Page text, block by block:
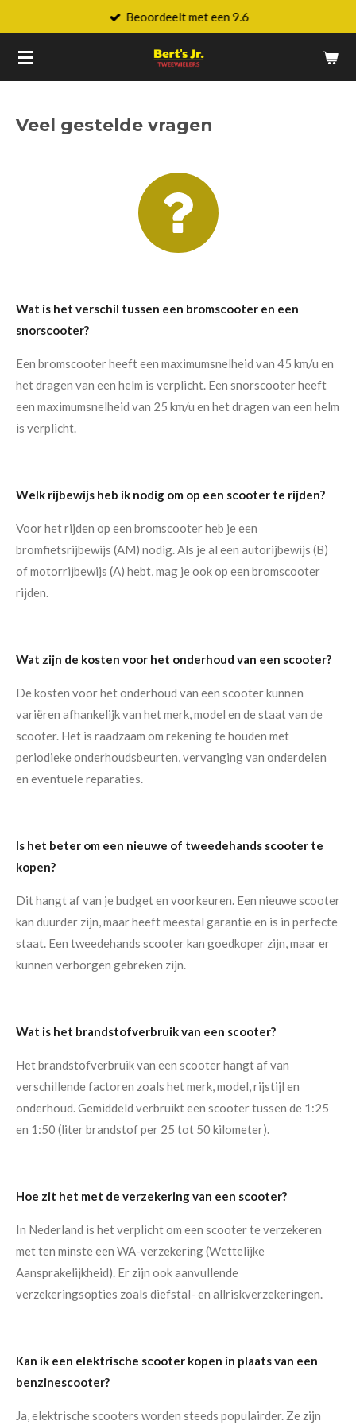
naar
de
Beoordeelt met een 9.6
Veel gestelde vragen
Wat is het verschil tussen een bromscooter en een
snorscooter?
Een bromscooter heeft een maximumsnelheid van 45 km/u en
het dragen van een helm is verplicht. Een snorscooter heeft
een maximumsnelheid van 25 km/u en het dragen van een helm
is verplicht.
Welk rijbewijs heb ik nodig om op een scooter te rijden?
Voor het rijden op een bromscooter heb je een
bromfietsrijbewijs (AM) nodig. Als je al een autorijbewijs (B)
of motorrijbewijs (A) hebt, mag je ook op een bromscooter
rijden.
Wat zijn de kosten voor het onderhoud van een scooter?
De kosten voor het onderhoud van een scooter kunnen
variëren afhankelijk van het merk, model en de staat van de
scooter. Het is raadzaam om rekening te houden met
periodieke onderhoudsbeurten, vervanging van onderdelen
en eventuele reparaties.
Is het beter om een nieuwe of tweedehands scooter te
kopen?
Dit hangt af van je budget en voorkeuren. Een nieuwe scooter
kan duurder zijn, maar heeft meestal garantie en is in perfecte
staat. Een tweedehands scooter kan goedkoper zijn, maar er
kunnen verborgen gebreken zijn.
Wat is het brandstofverbruik van een scooter?
Het brandstofverbruik van een scooter hangt af van
verschillende factoren zoals het merk, model, rijstijl en
onderhoud. Gemiddeld verbruikt een scooter tussen de 1:25
en 1:50 (liter brandstof per 25 tot 50 kilometer).
Hoe zit het met de verzekering van een scooter?
In Nederland is het verplicht om een scooter te verzekeren
met ten minste een WA-verzekering (Wettelijke
Aansprakelijkheid). Er zijn ook aanvullende
verzekeringsopties zoals diefstal- en allriskverzekeringen.
Kan ik een elektrische scooter kopen in plaats van een
benzinescooter?
Ja, elektrische scooters worden steeds populairder. Ze zijn